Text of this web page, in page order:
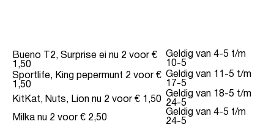
Bueno T2, Surprise ei nu 2 voor €
1,50
Geldig van 4-5 t/m
10-5
Sportlife, King pepermunt 2 voor €
1,50
Geldig van 11-5 t/m
17-5
KitKat, Nuts, Lion nu 2 voor € 1,50
Geldig van 18-5 t/m
24-5
Milka nu 2 voor € 2,50
Geldig van 4-5 t/m
24-5